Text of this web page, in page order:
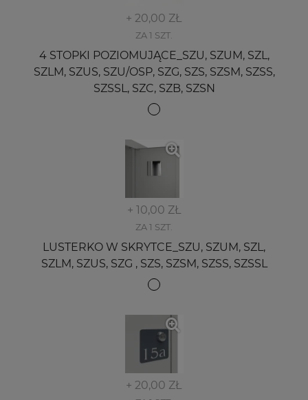
+ 20,00 ZŁ
ZA 1 SZT.
4 STOPKI POZIOMUJĄCE_SZU, SZUM, SZL,
SZLM, SZUS, SZU/OSP, SZG, SZS, SZSM, SZSS,
SZSSL, SZC, SZB, SZSN
+ 10,00 ZŁ
ZA 1 SZT.
LUSTERKO W SKRYTCE_SZU, SZUM, SZL,
SZLM, SZUS, SZG , SZS, SZSM, SZSS, SZSSL
+ 20,00 ZŁ